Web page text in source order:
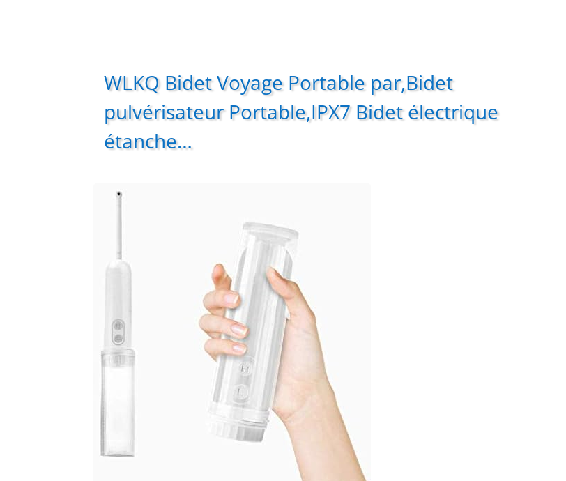
WLKQ Bidet Voyage Portable par,Bidet
pulvérisateur Portable,IPX7 Bidet électrique
étanche…